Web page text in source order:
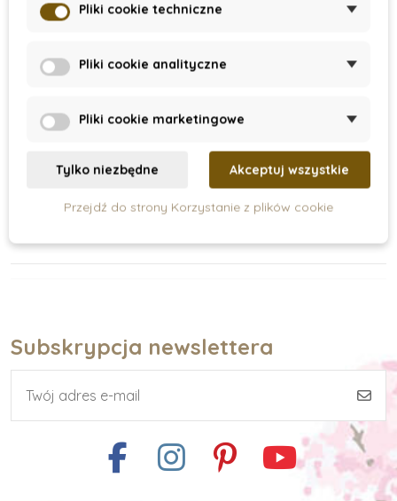
On Stock
Akwarele konie
55 zł
Dodaj do koszyka
Subskrypcja newslettera
Pliki cookie techniczne
Pliki cookie analityczne
Pliki cookie marketingowe
Tylko niezbędne Akceptuj wszystkie
Przejdź do strony Korzystanie z plików cookie